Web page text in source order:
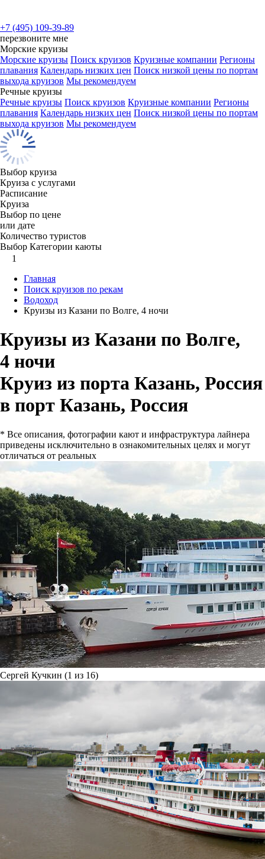
+7 (495) 109-39-89
перезвоните мне
Морские круизы
Морские круизы Поиск круизов Круизные компании Регионы
плавания Календарь низких цен Поиск низкой цены по портам
выхода круизов Мы рекомендуем
Речные круизы
Речные круизы Поиск круизов Круизные компании Регионы
плавания Календарь низких цен Поиск низкой цены по портам
выхода круизов Мы рекомендуем
Выбор круиза
Круиза с услугами
Расписание
Круиза
Выбор по цене
или дате
Количество туристов
Выбор Категории каюты
1
Главная
Поиск круизов по рекам
Водоход
Круизы из Казани по Волге, 4 ночи
Круизы из Казани по Волге,
4 ночи
Круиз из порта Казань, Россия
в порт Казань, Россия
* Все описания, фотографии кают и инфраструктура лайнера
приведены исключительно в ознакомительных целях и могут
отличаться от реальных
Сергей Кучкин (1 из 16)